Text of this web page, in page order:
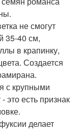
не смогут
35-40 см,
в крапинку,
Создается
с крупными
есть признак
делает